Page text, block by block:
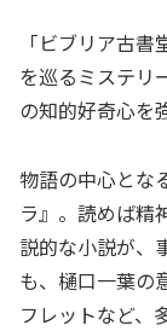
「ビブリア古
を巡るミステリ
の知的好奇心を
物語の中心とな
ラ』。読めば精
説的な小説が、
も、樋口一葉の
フレットなど、